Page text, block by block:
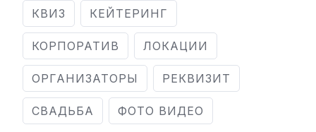
КВИЗ КЕЙТЕРИНГ
КОРПОРАТИВ ЛОКАЦИИ
ОРГАНИЗАТОРЫ РЕКВИЗИТ
СВАДЬБА ФОТО ВИДЕО